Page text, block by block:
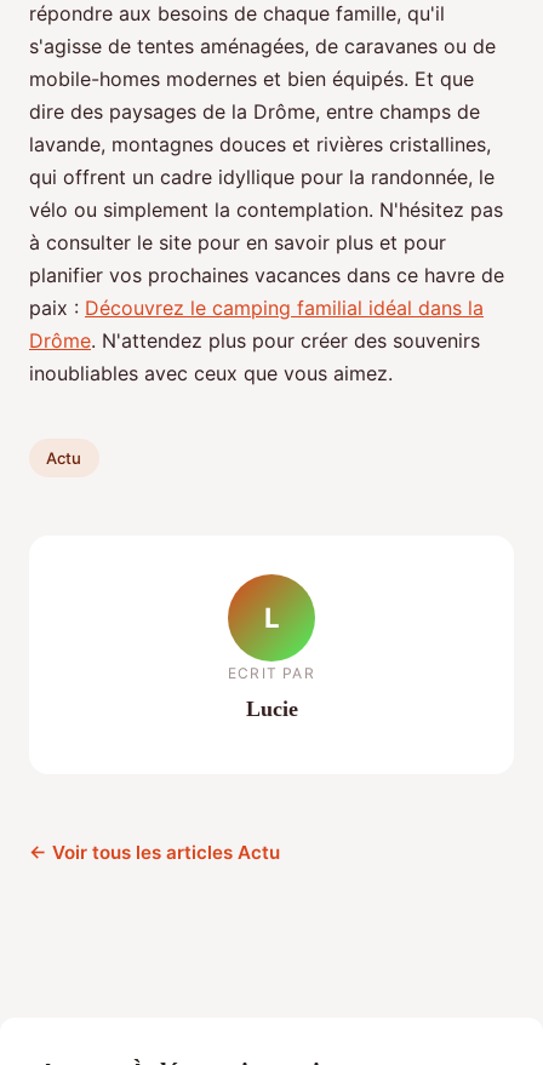
répondre aux besoins de chaque famille, qu'il
s'agisse de tentes aménagées, de caravanes ou de
mobile-homes modernes et bien équipés. Et que
dire des paysages de la Drôme, entre champs de
lavande, montagnes douces et rivières cristallines,
qui offrent un cadre idyllique pour la randonnée, le
vélo ou simplement la contemplation. N'hésitez pas
à consulter le site pour en savoir plus et pour
planifier vos prochaines vacances dans ce havre de
paix : Découvrez le camping familial idéal dans la
Drôme. N'attendez plus pour créer des souvenirs
inoubliables avec ceux que vous aimez.
Actu
L
ECRIT PAR
Lucie
← Voir tous les articles Actu